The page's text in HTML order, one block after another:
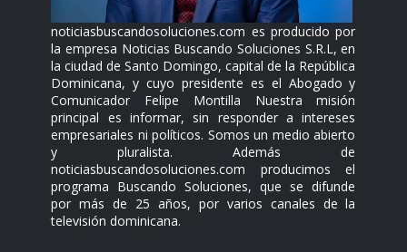
noticiasbuscandosoluciones.com es producido por
la empresa Noticias Buscando Soluciones S.R.L, en
la ciudad de Santo Domingo, capital de la República
Dominicana, y cuyo presidente es el Abogado y
Comunicador Felipe Montilla Nuestra misión
principal es informar, sin responder a intereses
empresariales ni políticos. Somos un medio abierto
y pluralista. Además de
noticiasbuscandosoluciones.com producimos el
programa Buscando Soluciones, que se difunde
por más de 25 años, por varios canales de la
televisión dominicana.